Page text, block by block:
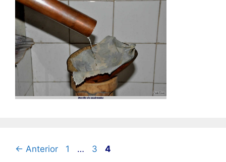
← Anterior Página
1 … Página
3 Página
4